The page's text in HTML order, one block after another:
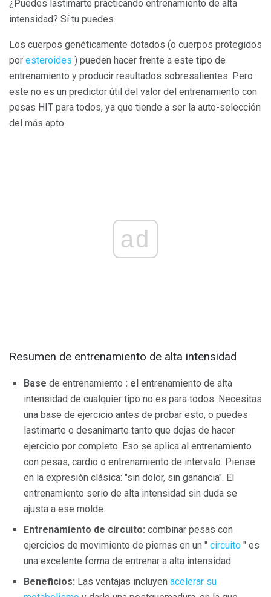
¿Puedes lastimarte practicando entrenamiento de alta
intensidad? Sí tu puedes.
Los cuerpos genéticamente dotados (o cuerpos protegidos
por esteroides ) pueden hacer frente a este tipo de
entrenamiento y producir resultados sobresalientes. Pero
este no es un predictor útil del valor del entrenamiento con
pesas HIT para todos, ya que tiende a ser la auto-selección
del más apto.
ad
Resumen de entrenamiento de alta intensidad
Base de entrenamiento : el entrenamiento de alta
intensidad de cualquier tipo no es para todos. Necesitas
una base de ejercicio antes de probar esto, o puedes
lastimarte o desanimarte tanto que dejas de hacer
ejercicio por completo. Eso se aplica al entrenamiento
con pesas, cardio o entrenamiento de intervalo. Piense
en la expresión clásica: "sin dolor, sin ganancia". El
entrenamiento serio de alta intensidad sin duda se
ajusta a ese molde.
Entrenamiento de circuito: combinar pesas con
ejercicios de movimiento de piernas en un " circuito " es
una excelente forma de entrenar a alta intensidad.
Beneficios: Las ventajas incluyen acelerar su